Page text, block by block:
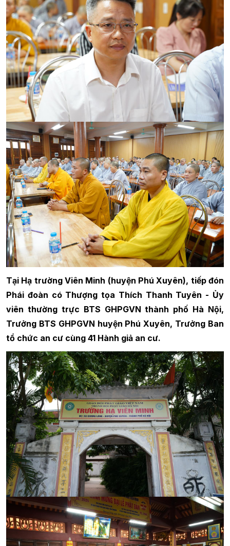
Tại Hạ trường Viên Minh (huyện Phú Xuyên), tiếp đón
Phái đoàn có Thượng tọa Thích Thanh Tuyên - Ủy
viên thường trực BTS GHPGVN thành phố Hà Nội,
Trưởng BTS GHPGVN huyện Phú Xuyên, Trưởng Ban
tổ chức an cư cùng 41 Hành giả an cư.